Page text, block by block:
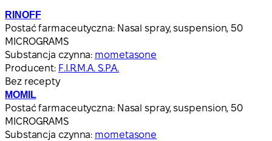
RINOFF
Postać farmaceutyczna: Nasal spray, suspension, 50
MICROGRAMS
Substancja czynna: mometasone
Producent: F.I.R.M.A. S.P.A.
Bez recepty
MOMIL
Postać farmaceutyczna: Nasal spray, suspension, 50
MICROGRAMS
Substancja czynna: mometasone